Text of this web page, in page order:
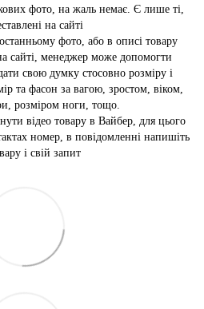
фото, на жаль немає. Є лише ті,
на сайті
фото, або в описі товару
сайті, менеджер може допомогти
свою думку стосовно розміру і
та фасон за вагою, зростом, віком,
розміром ноги, тощо.
відео товару в Вайбер, для цього
номер, в повідомленні напишіть
і свій запит